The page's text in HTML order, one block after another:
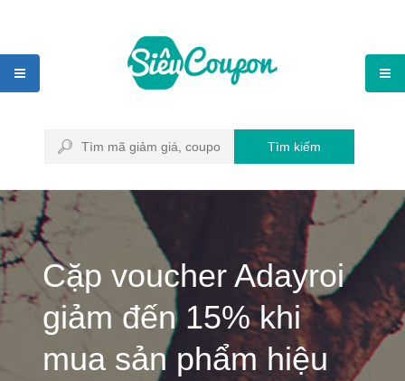
Tìm kiếm
Cặp voucher Adayroi
giảm đến 15% khi
mua sản phẩm hiệu